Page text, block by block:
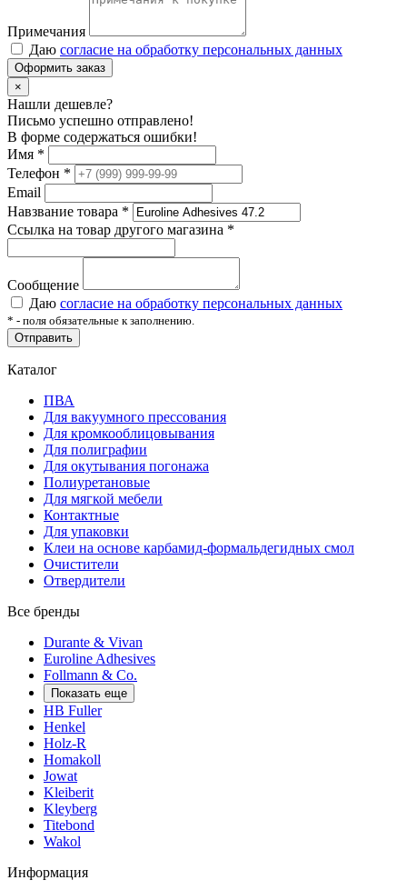
Примечания
Даю согласие на обработку персональных данных
Оформить заказ
×
Нашли дешевле?
Письмо успешно отправлено!
В форме содержаться ошибки!
Имя *
Телефон *
Email
Навзвание товара *
Ссылка на товар другого магазина *
Сообщение
Даю согласие на обработку персональных данных
* - поля обязательные к заполнению.
Отправить
Каталог
ПВА
Для вакуумного прессования
Для кромкооблицовывания
Для полиграфии
Для окутывания погонажа
Полиуретановые
Для мягкой мебели
Контактные
Для упаковки
Клеи на основе карбамид-формальдегидных смол
Очистители
Отвердители
Все бренды
Durante & Vivan
Euroline Adhesives
Follmann & Co.
Показать еще
HB Fuller
Henkel
Holz-R
Homakoll
Jowat
Kleiberit
Kleyberg
Titebond
Wakol
Информация